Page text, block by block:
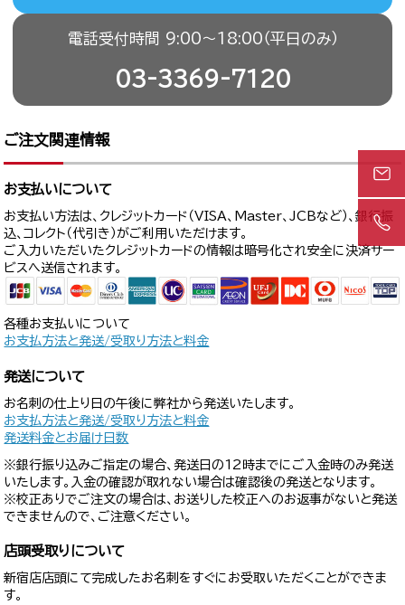
電話受付時間 9:00〜18:00（平日のみ）
03-3369-7120
ご注文関連情報
お支払いについて
お支払い方法は、クレジットカード（VISA、Master、JCBなど）、銀行振
込、コレクト（代引き）がご利用いただけます。
ご入力いただいたクレジットカードの情報は暗号化され安全に決済サー
ビスへ送信されます。
各種お支払いについて
お支払方法と発送/受取り方法と料金
発送について
お名刺の仕上り日の午後に弊社から発送いたします。
お支払方法と発送/受取り方法と料金
発送料金とお届け日数
※銀行振り込みご指定の場合、発送日の12時までにご入金時のみ発送
いたします。入金の確認が取れない場合は確認後の発送となります。
※校正ありでご注文の場合は、お送りした校正へのお返事がないと発送
できませんので、ご注意ください。
店頭受取りについて
新宿店店頭にて完成したお名刺をすぐにお受取いただくことができま
す。